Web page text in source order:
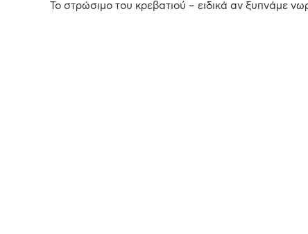
Το στρώσιμο του κρεβατιού – ειδικά αν ξυπνάμε